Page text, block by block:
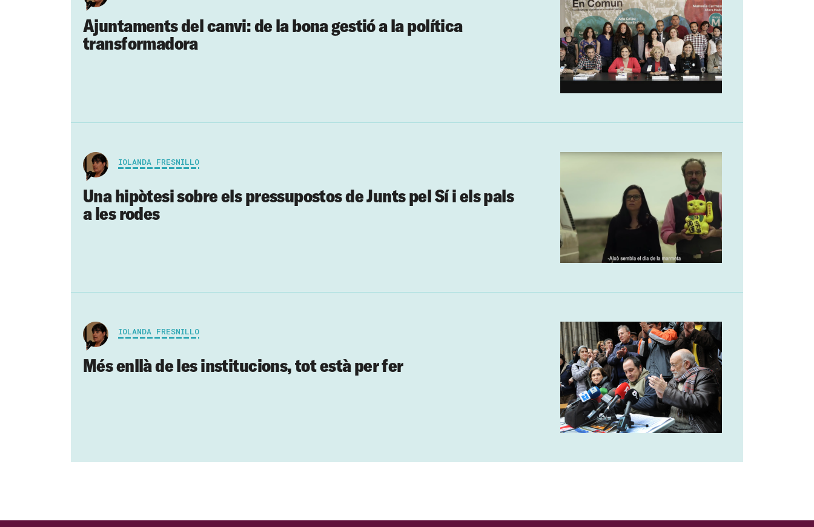
Ajuntaments del canvi: de la bona gestió a la política
transformadora
IOLANDA FRESNILLO
Una hipòtesi sobre els pressupostos de Junts pel Sí i els pals
a les rodes
IOLANDA FRESNILLO
Més enllà de les institucions, tot està per fer